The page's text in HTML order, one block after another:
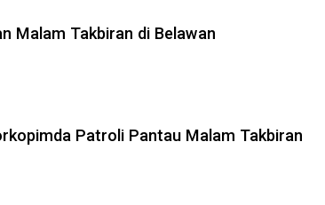
Malam Takbiran di Belawan
Patroli Pantau Malam Takbiran